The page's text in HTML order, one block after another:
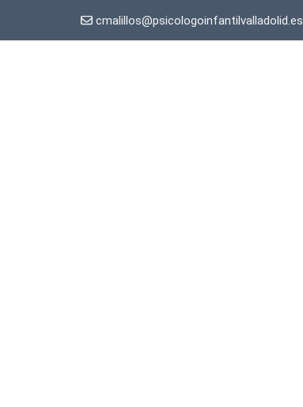
cmalillos@psicologoinfantilvalladolid.es